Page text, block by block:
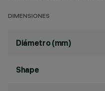
DIMENSIONES
Diámetro (mm)
Shape